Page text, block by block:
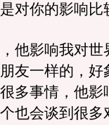
对你的影响比
他影响我对世
友一样的，好
多事情，他影
也会谈到很多